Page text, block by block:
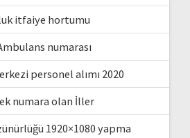
itfaiye hortumu
numarası
personel alımı 2020
numara olan İller
1920×1080 yapma